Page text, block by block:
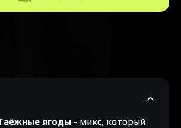
ягоды - микс, который